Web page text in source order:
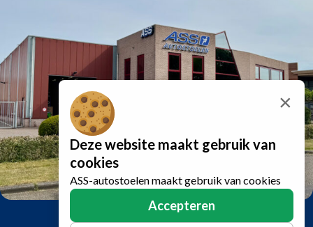
×
Deze website maakt gebruik van
cookies
ASS-autostoelen maakt gebruik van cookies
Accepteren